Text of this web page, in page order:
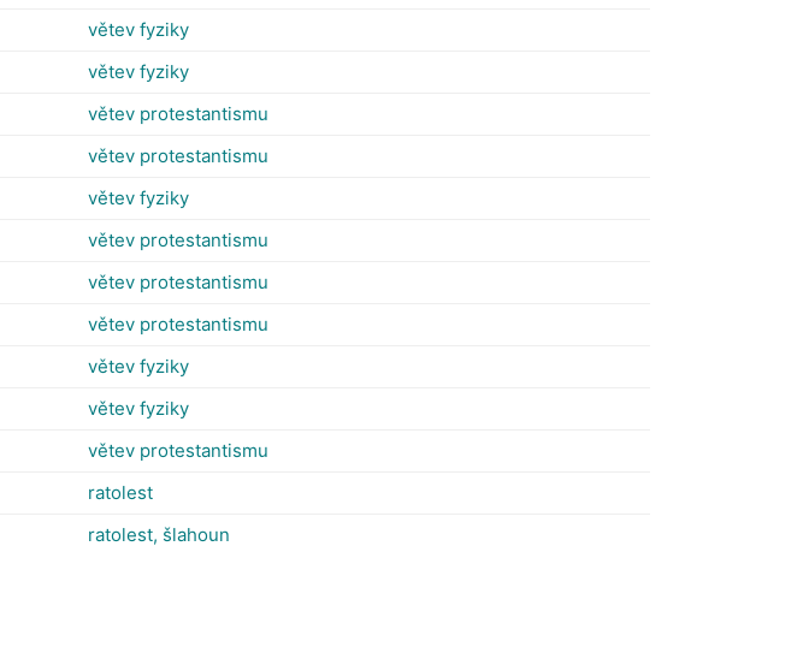
větev fyziky
větev fyziky
větev protestantismu
větev protestantismu
větev fyziky
větev protestantismu
větev protestantismu
větev protestantismu
větev fyziky
větev fyziky
větev protestantismu
ratolest
ratolest, šlahoun